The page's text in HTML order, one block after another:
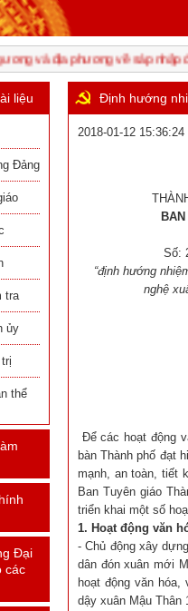
và địa phương về sáp nhập
Định hướng
2018-01-12 15:36:24
Số:
“định hướng
nghệ
Để các hoạt động
bàn Thành phố đạt
mạnh, an toàn, tiết
Ban Tuyên giáo
triển khai một số
1. Hoạt động văn
- Chủ động xây
dân đón xuân mới
hoạt động văn
dậy xuân Mậu
liệu
Đảng
tra
ủy
thể
Đại
các